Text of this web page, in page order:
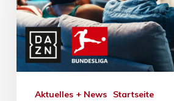
Aktuelles + News Startseite